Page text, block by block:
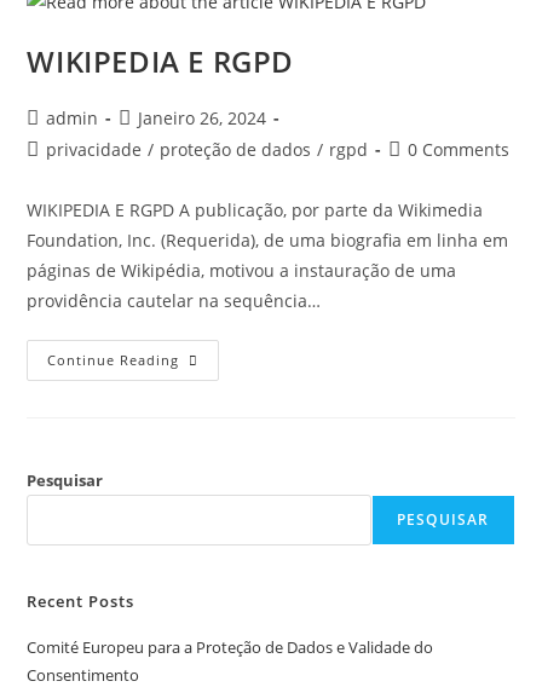
WIKIPEDIA E RGPD
admin
Janeiro 26, 2024
privacidade / proteção de dados / rgpd 0 Comments
WIKIPEDIA E RGPD A publicação, por parte da Wikimedia
Foundation, Inc. (Requerida), de uma biografia em linha em
páginas de Wikipédia, motivou a instauração de uma
providência cautelar na sequência…
Continue Reading
Pesquisar
PESQUISAR
Recent Posts
Comité Europeu para a Proteção de Dados e Validade do
Consentimento